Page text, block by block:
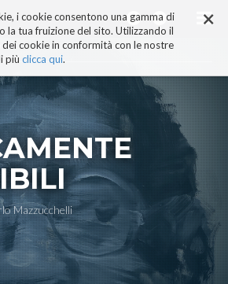
×
i cookie consentono una gamma di
la tua fruizione del sito. Utilizzando il
cookie in conformità con le nostre
più clicca qui.
ai
contenuti.
|
alla
navigazione
Mazzucchelli